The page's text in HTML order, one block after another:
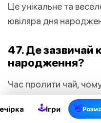
2
Це унікальне та
ювіляра дня
47. Де зазвичай
народження?
Час пролити чай,
стильний.
🕹Ігри 👋